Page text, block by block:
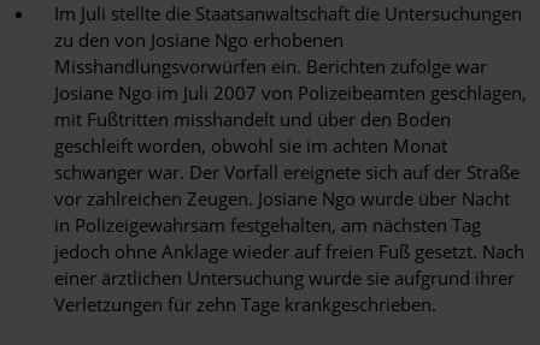
Im Juli stellte die Staatsanwaltschaft die Untersuchungen
zu den von Josiane Ngo erhobenen
Misshandlungsvorwürfen ein. Berichten zufolge war
Josiane Ngo im Juli 2007 von Polizeibeamten geschlagen,
mit Fußtritten misshandelt und über den Boden
geschleift worden, obwohl sie im achten Monat
schwanger war. Der Vorfall ereignete sich auf der Straße
vor zahlreichen Zeugen. Josiane Ngo wurde über Nacht
in Polizeigewahrsam festgehalten, am nächsten Tag
jedoch ohne Anklage wieder auf freien Fuß gesetzt. Nach
einer ärztlichen Untersuchung wurde sie aufgrund ihrer
Verletzungen für zehn Tage krankgeschrieben.